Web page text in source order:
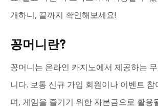
개하니, 끝까지 확인해보세요!
꽁머니란?
꽁머니는 온라인 카지노에서 제공하는
니다. 보통 신규 가입 회원이나 이벤트 참
며, 게임을 즐기기 위한 자본금으로 활용